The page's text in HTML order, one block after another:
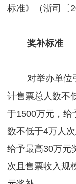
标准》（浙司〔
奖补标准
对举办单位引
计售票总人数不
于1500万元，给
数不低于4万人
给予最高30万元
次且售票收入规